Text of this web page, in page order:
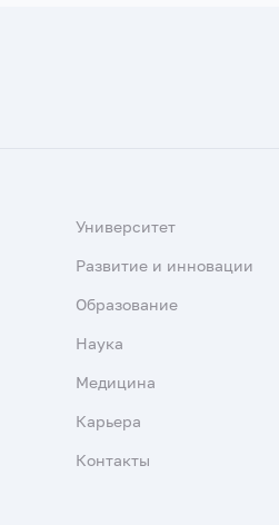
Университет
Развитие и инновации
Образование
Наука
Медицина
Карьера
Контакты